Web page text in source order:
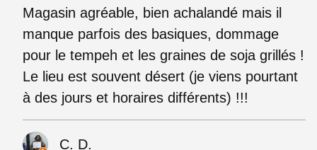
Magasin agréable, bien achalandé mais il
manque parfois des basiques, dommage
pour le tempeh et les graines de soja grillés !
Le lieu est souvent désert (je viens pourtant
à des jours et horaires différents) !!!
C. D.